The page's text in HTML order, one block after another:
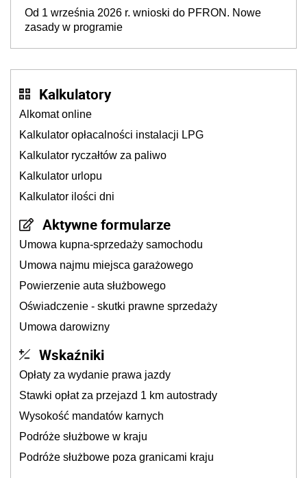
Od 1 września 2026 r. wnioski do PFRON. Nowe
zasady w programie
Kalkulatory
Alkomat online
Kalkulator opłacalności instalacji LPG
Kalkulator ryczałtów za paliwo
Kalkulator urlopu
Kalkulator ilości dni
Aktywne formularze
Umowa kupna-sprzedaży samochodu
Umowa najmu miejsca garażowego
Powierzenie auta służbowego
Oświadczenie - skutki prawne sprzedaży
Umowa darowizny
Wskaźniki
Opłaty za wydanie prawa jazdy
Stawki opłat za przejazd 1 km autostrady
Wysokość mandatów karnych
Podróże służbowe w kraju
Podróże służbowe poza granicami kraju